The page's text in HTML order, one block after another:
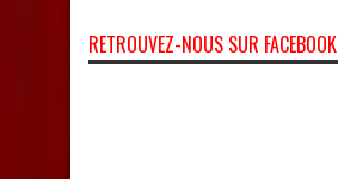
RETROUVEZ-NOUS SUR FACEBOOK